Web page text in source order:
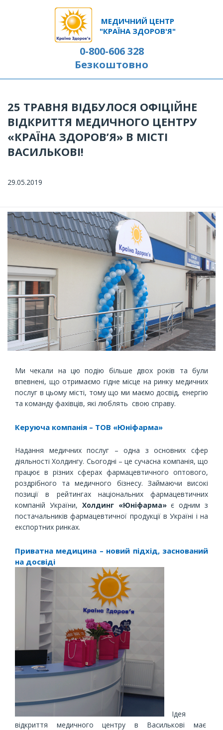
МЕДИЧНИЙ ЦЕНТР
"КРАЇНА ЗДОРОВ'Я"
0-800-606 328
Безкоштовно
25 ТРАВНЯ ВІДБУЛОСЯ ОФІЦІЙНЕ
ВІДКРИТТЯ МЕДИЧНОГО ЦЕНТРУ
«КРАЇНА ЗДОРОВ’Я» В МІСТІ
ВАСИЛЬКОВІ!
29.05.2019
Ми чекали на цю подію більше двох років та були
впевнені, що отримаємо гідне місце на ринку медичних
послуг в цьому місті, тому що ми маємо досвід, енергію
та команду фахівців, які люблять свою справу.
Керуюча компанія – ТОВ «Юніфарма»
Надання медичних послуг – одна з основних сфер
діяльності Холдингу. Сьогодні – це сучасна компанія, що
працює в різних сферах фармацевтичного оптового,
роздрібного та медичного бізнесу. Займаючи високі
позиції в рейтингах національних фармацевтичних
компаній України, Холдинг «Юніфарма»є одним з
постачальників фармацевтичної продукції в Україні і на
експортних ринках.
Приватна медицина – новий підхід, заснований
на досвіді
Ідея
відкриття медичного центру в Василькові має